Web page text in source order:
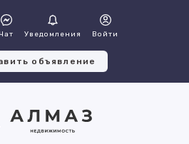
Чат Уведомления Войти
объявление